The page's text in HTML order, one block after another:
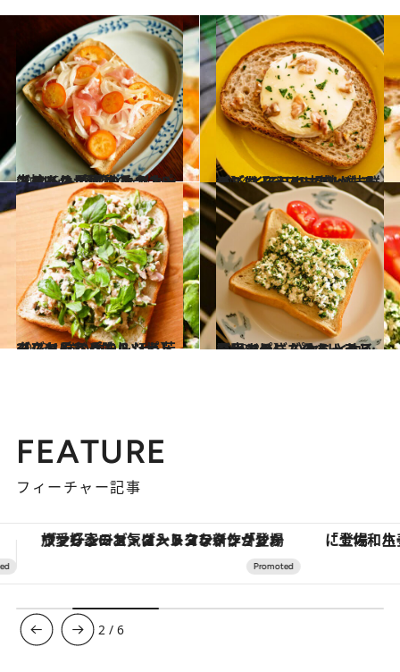
2024.5.3
【技あり！ ごちそうトーストレシピ】 キンカン、生ハムオニオンのっけパン カット野菜のオニオンスライスが便利
グルメ 2024.1.29
【ごちそうトーストレシピ】 とろりカマンベールのっけトースト 焼いたチーズ×くるみの相性が抜群
グルメ
2023.12.18
【ごちそうパンレシピ】 クレソンどっさりツナトースト 強い香り＆ほろ苦でクセになる味！
グルメ 2023.8.24
【大人のごちそうトーストレシピ】 パセリとカッテージチーズのトースト 原田マハさんのエッセイをヒントに
グルメ
FEATURE
フィーチャー記事
「土佐和ハーブかき氷」がOMO7高知に登場！生姜、山椒、大葉など目にも舌にも涼を呼ぶ郷土の味 【夏限定ディナーコース】旬を
3 /6